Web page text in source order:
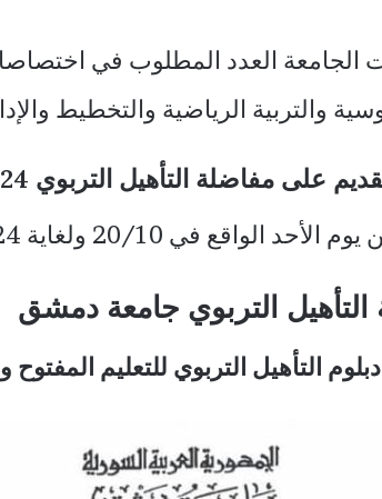
والتربية الرياضية والتخطيط
على مفاضلة التأهيل التربوي 2024
الواقع في 20/10 ولغاية 31/10/2024
التربوي جامعة دمشق
التأهيل التربوي للتعليم المفتوح